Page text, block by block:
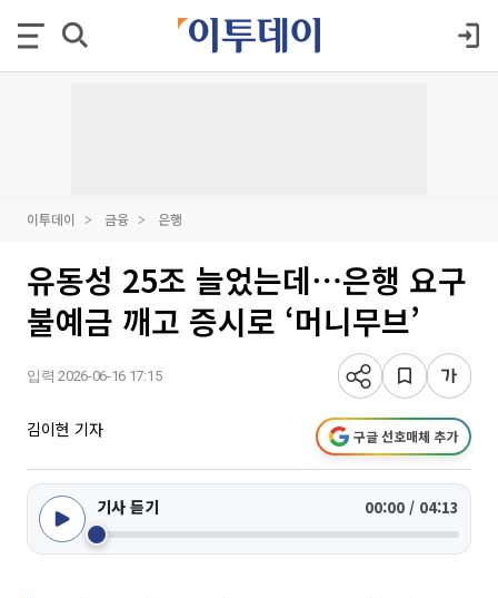
이투데이 금융 은행
유동성 25조 늘었는데⋯은행 요구
불예금 깨고 증시로 ‘머니무브’
입력 2026-06-16 17:15
김이현 기자 구글 선호매체 추가
기사 듣기 00:00 / 04:13